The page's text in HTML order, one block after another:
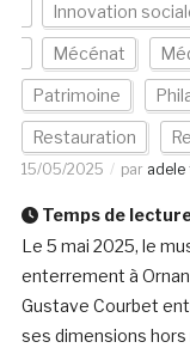
Innovation
Mécénat
Patrimoine
Restauration
15/05/2025 par adele
Temps de
Le 5 mai 2025, le
enterrement à
Gustave Courbet
ses dimensions